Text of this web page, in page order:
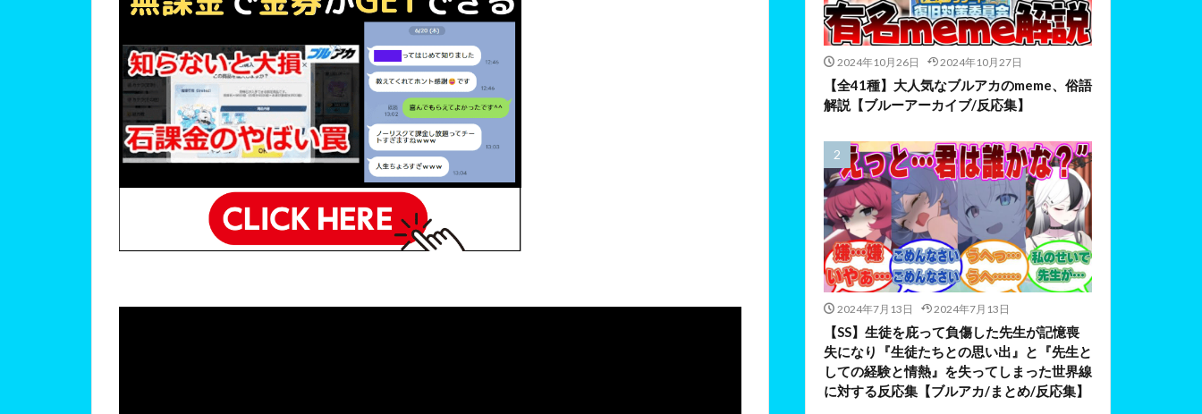
2024年10月26日 2024年10月27日
【全41種】大人気なブルアカのmeme、俗語
解説【ブルーアーカイブ/反応集】
2024年7月13日 2024年7月13日
【SS】生徒を庇って負傷した先生が記憶喪
失になり『生徒たちとの思い出』と『先生と
しての経験と情熱』を失ってしまった世界線
に対する反応集【ブルアカ/まとめ/反応集】